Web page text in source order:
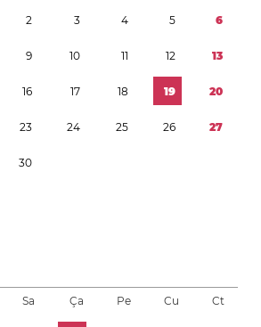
2 3 4 5 6
9 10 11 12 13
16 17 18 19 20
23 24 25 26 27
30
Sa Ça Pe Cu Ct